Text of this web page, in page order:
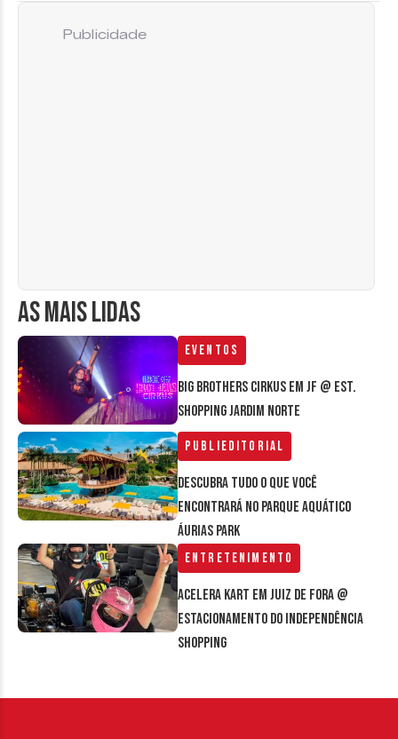
AS MAIS LIDAS
Eventos
Big Brothers Cirkus em JF @ Est.
Shopping Jardim Norte
Publieditorial
Descubra tudo o que você
encontrará no parque aquático
Áurias Park
Entretenimento
Acelera Kart em Juiz de Fora @
estacionamento do Independência
Shopping
Publicidade